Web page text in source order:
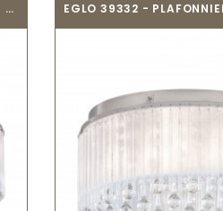
EGLO 39333 - PLAFONNIER MODERNE -...